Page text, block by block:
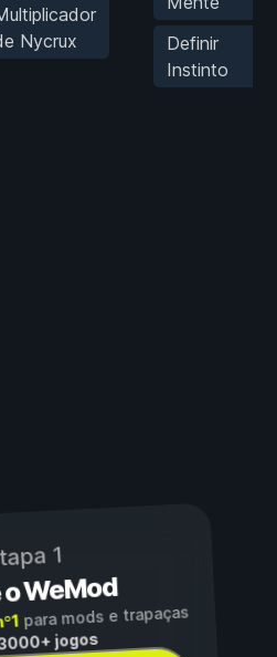
Nycrux
Definir
Instinto
1
WeMod
para mods e trapaças
jogos